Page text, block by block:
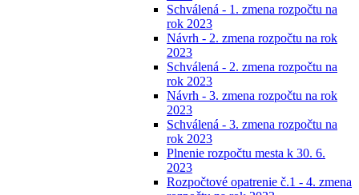
Schválená - 1. zmena rozpočtu na
rok 2023
Návrh - 2. zmena rozpočtu na rok
2023
Schválená - 2. zmena rozpočtu na
rok 2023
Návrh - 3. zmena rozpočtu na rok
2023
Schválená - 3. zmena rozpočtu na
rok 2023
Plnenie rozpočtu mesta k 30. 6.
2023
Rozpočtové opatrenie č.1 - 4. zmena